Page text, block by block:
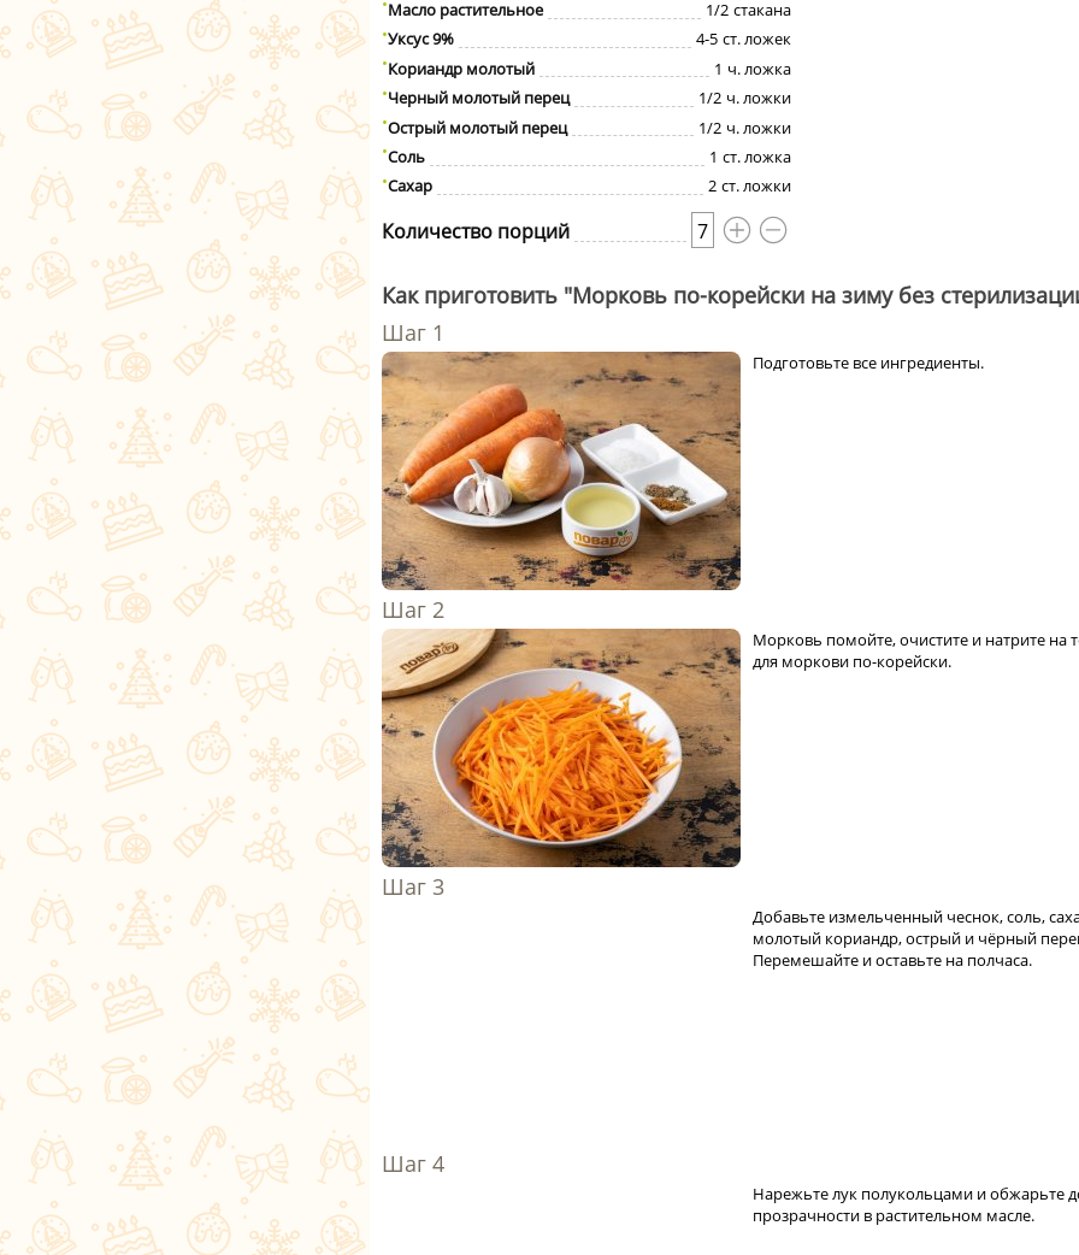
Масло растительное
1/2 стакана
Уксус 9%
4-5 ст. ложек
Кориандр молотый
1 ч. ложка
Черный молотый перец
1/2 ч. ложки
Острый молотый перец
1/2 ч. ложки
Соль
1 ст. ложка
Сахар
2 ст. ложки
Количество порций 7
Как приготовить "Морковь по-корейски на зиму без
Подготовьте все ингредиенты.
Морковь помойте, очистите и натрите на
для моркови по-корейски.
Добавьте измельченный чеснок, соль,
молотый кориандр, острый и чёрный
Перемешайте и оставьте на полчаса.
Нарежьте лук полукольцами и обжарьте
прозрачности в растительном масле.